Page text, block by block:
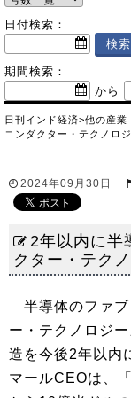
日付検索：
期間検索：
から
日刊インド経済>他の産業
コンダクター・テクノロ
2024年09月30日
2年以内に半
クター・テク
半導体のファブ
ー・テクノロジ
造を今後2年以内
マールCEOは、